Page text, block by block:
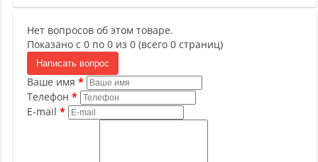
Нет вопросов об этом товаре.
Показано с 0 по 0 из 0 (всего 0 страниц)
Написать вопрос
Ваше имя
Телефон
E-mail